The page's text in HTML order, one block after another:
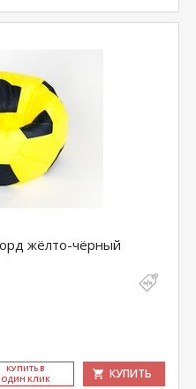
жёлто-чёрный
КУ­ПИТЬ В
ОДИН КЛИК
КУПИТЬ